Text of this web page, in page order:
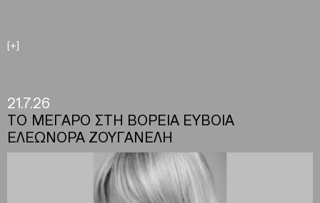
[+]
21.7.26
ΤΟ ΜΕΓΑΡΟ ΣΤΗ ΒΟΡΕΙΑ ΕΥΒΟΙΑ
ΕΛΕΩΝΟΡΑ ΖΟΥΓΑΝΕΛΗ